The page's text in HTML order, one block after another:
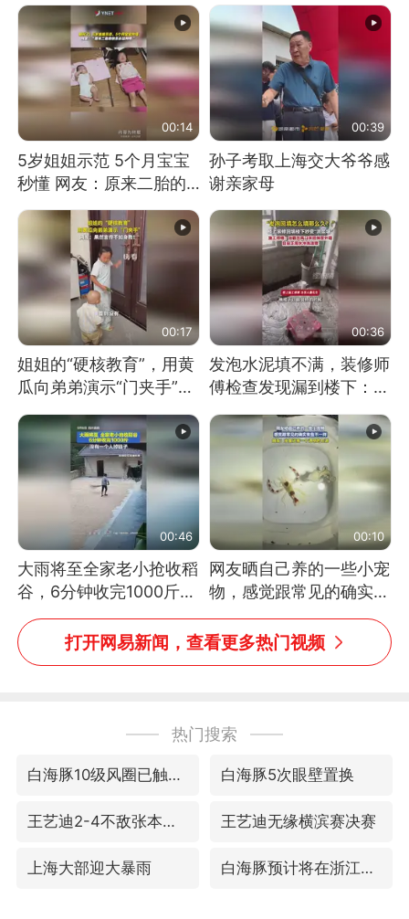
00:14
5岁姐姐示范 5个月宝宝
秒懂 网友：原来二胎的
快乐长这样
00:39
孙子考取上海交大爷爷感
谢亲家母
00:17
姐姐的“硬核教育”，用黄
瓜向弟弟演示“门夹手”，
网友：果然言传不如身
教！
00:36
发泡水泥填不满，装修师
傅检查发现漏到楼下：出
风口未延伸到外墙
00:46
大雨将至全家老小抢收稻
谷，6分钟收完1000斤，
没有一个人掉链子
00:10
网友晒自己养的一些小宠
物，感觉跟常见的确实有
些不一样
打开网易新闻，查看更多热门视频
热门搜索
白海豚10级风圈已触及浙江 白海豚5次眼壁置换
王艺迪2-4不敌张本美和止步4强 王艺迪无缘横滨赛决赛
上海大部迎大暴雨 白海豚预计将在浙江苍南到三门一带登陆